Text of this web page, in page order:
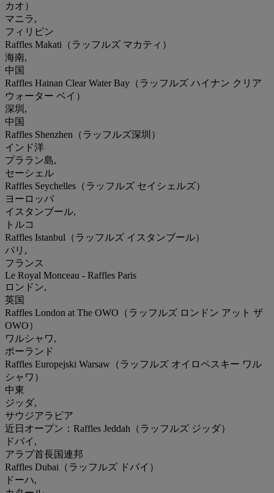
カオ）
マニラ,
フィリピン
Raffles Makati（ラッフルズ マカティ）
海南,
中国
Raffles Hainan Clear Water Bay（ラッフルズ ハイナン クリア
ウォーター ベイ）
深圳,
中国
Raffles Shenzhen（ラッフルズ深圳）
インド洋
プララン島,
セーシェル
Raffles Seychelles（ラッフルズ セイシェルズ）
ヨーロッパ
イスタンブール,
トルコ
Raffles Istanbul（ラッフルズ イスタンブール）
パリ,
フランス
Le Royal Monceau - Raffles Paris
ロンドン,
英国
Raffles London at The OWO（ラッフルズ ロンドン アット ザ
OWO）
ワルシャワ,
ポーランド
Raffles Europejski Warsaw（ラッフルズ オイロペスキー ワル
シャワ）
中東
ジッダ,
サウジアラビア
近日オープン：Raffles Jeddah（ラッフルズ ジッダ）
ドバイ,
アラブ首長国連邦
Raffles Dubai（ラッフルズ ドバイ）
ドーハ,